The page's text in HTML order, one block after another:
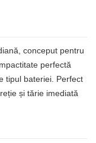
conceput pentru
perfectă
tipul bateriei. Perfect
și tărie imediată